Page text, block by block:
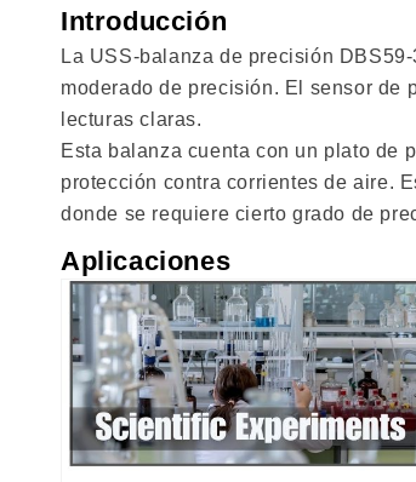
Introducción
La USS-balanza de precisión
moderado de precisión. El sensor de
lecturas claras.
Esta balanza cuenta con un plato de
protección contra corrientes de aire.
donde se requiere cierto grado de
Aplicaciones